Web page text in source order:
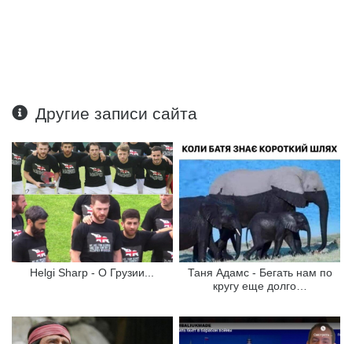
Другие записи сайта
Helgi Sharp - О Грузии...
Таня Адамс - Бегать нам по
кругу еще долго…